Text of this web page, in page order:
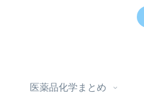
医薬品化学まとめ